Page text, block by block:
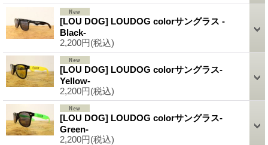
[LOU DOG] LOUDOG colorサングラス -
Black-
2,200円(税込)
[LOU DOG] LOUDOG colorサングラス-
Yellow-
2,200円(税込)
[LOU DOG] LOUDOG colorサングラス-
Green-
2,200円(税込)